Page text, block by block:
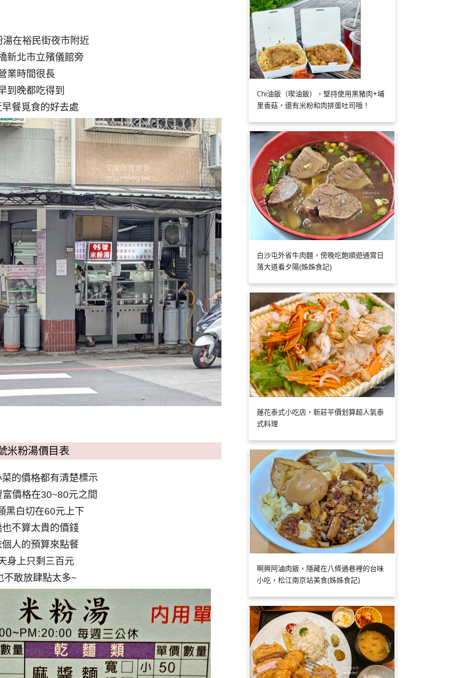
在裕民街夜市附近
新北市立殯儀館旁
業時間很長
到晚都吃得到
餐覓食的好去處
米粉湯價目表
的價格都有清楚標示
價格在30~80元之間
黑白切在60元上下
不算太貴的價錢
人的預算來點餐
身上只剩三百元
不敢放肆點太多~
Chi油飯（喫油飯），堅持使用黑豬肉+埔
里香菇，還有米粉和肉排蛋吐司哦！
白沙屯外省牛肉麵，傍晚吃飽順遊通霄日
落大道看夕陽(姊姊食記)
蓮花泰式小吃店，新莊平價划算超人氣泰
式料理
啊興阿滷肉飯，隱藏在八條通巷裡的台味
小吃，松江南京站美食(姊姊食記)